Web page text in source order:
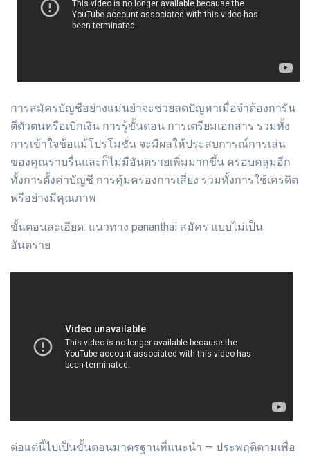
การสมัครบัญชีอย่างแม่นยำจะช่วยลดปัญหาเมื่อจำต้องการัน
ตีตัวตนหรือเบิกเงิน การรู้ขั้นตอน การเตรียมเอกสาร รวมทั้ง
การเข้าใจข้อแม้โปรโมชั่น จะมีผลให้ประสบการณ์การเล่น
ของคุณราบรื่นและก็ไม่มีอันตรายเพิ่มมากขึ้น ครอบคลุมอีก
ทั้งการตั้งค่าบัญชี การคุ้มครองการเสี่ยง รวมทั้งการใช้เครดิต
ฟรีอย่างมีคุณภาพ
ขั้นตอนละเอียด: แนวทาง pananthai สมัคร แบบไม่เป็น
อันตราย
ต่อแต่นี้ไปเป็นขั้นตอนมาตรฐานที่แนะนำ — ประพฤติตามเพื่อ